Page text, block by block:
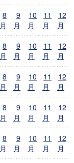
8
月
9
月
10
月
11
月
12
月
8
月
9
月
10
月
11
月
12
月
8
月
9
月
10
月
11
月
12
月
8
月
9
月
10
月
11
月
12
月
8
月
9
月
10
月
11
月
12
月